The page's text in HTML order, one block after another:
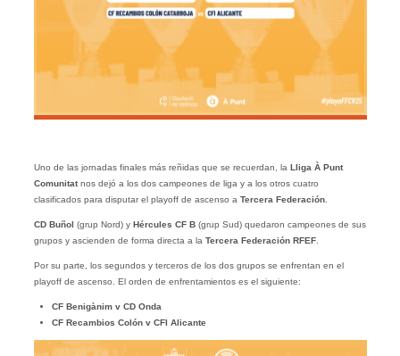
Uno de las jornadas finales más reñidas que se recuerdan, la Lliga À Punt
Comunitatnos dejó a los dos campeones de liga y a los otros cuatro
clasificados para disputar el playoff de ascenso a Tercera Federación.
CD Buñol (grup Nord) y Hércules CF B (grup Sud) quedaron campeones de sus
grupos y ascienden de forma directa a la Tercera Federación RFEF.
Por su parte, los segundos y terceros de los dos grupos se enfrentan en el
playoff de ascenso. El orden de enfrentamientos es el siguiente:
CF Benigànim v CD Onda
CF Recambios Colón v CFI Alicante